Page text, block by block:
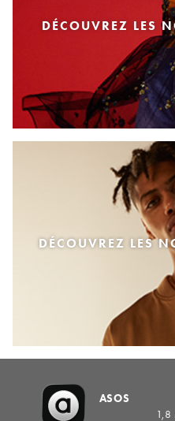
DÉCOUVREZ LES
DÉCOUVREZ LES
ASOS
1,8